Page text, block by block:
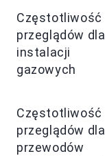
Częstotliwość
przeglądów dla
instalacji
gazowych
Częstotliwość
przeglądów dla
przewodów